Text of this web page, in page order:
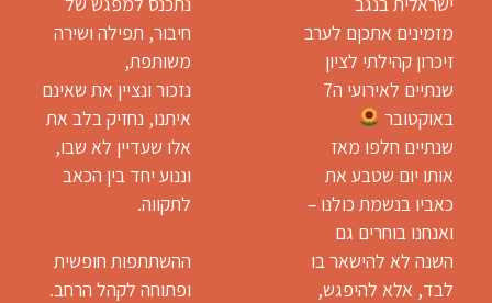
מזמינים אתכןם לערב
זיכרון קהילתי לציון
שנתיים לאירועי ה7
באוקטובר
שנתיים חלפו מאז
אותו יום שטבע את
כאביו בנשמת כולנו –
ואנחנו בוחרים גם
השנה לא להישאר בו
לבד, אלא להיפגש,
חיבור, תפילה ושירה
משותפת,
נזכור ונציין את שאינם
איתנו, נחזיק בלב את
אלו שעדיין לא שבו,
וננוע יחד בין הכאב
לתקווה.
ההשתתפות חופשית
ופתוחה לקהל הרחב.